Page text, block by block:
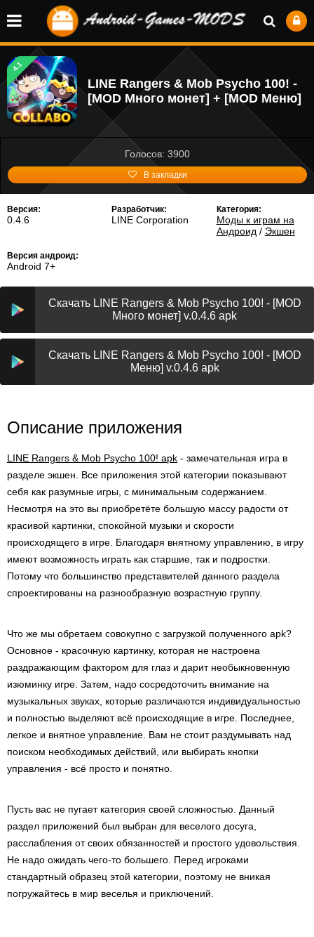
4.1
LINE Rangers & Mob Psycho 100! -
[MOD Много монет] + [MOD Меню]
Голосов: 3900
В закладки
Версия:
0.4.6
Разработчик:
LINE Corporation
Категория:
Моды к играм на
Андроид / Экшен
Версия андроид:
Android 7+
Скачать LINE Rangers & Mob Psycho 100! - [MOD
Много монет] v.0.4.6 apk
Скачать LINE Rangers & Mob Psycho 100! - [MOD
Меню] v.0.4.6 apk
Описание приложения
LINE Rangers & Mob Psycho 100! apk - замечательная игра в
разделе экшен. Все приложения этой категории показывают
себя как разумные игры, с минимальным содержанием.
Несмотря на это вы приобретёте большую массу радости от
красивой картинки, спокойной музыки и скорости
происходящего в игре. Благодаря внятному управлению, в игру
имеют возможность играть как старшие, так и подростки.
Потому что большинство представителей данного раздела
спроектированы на разнообразную возрастную группу.
Что же мы обретаем совокупно с загрузкой полученного apk?
Основное - красочную картинку, которая не настроена
раздражающим фактором для глаз и дарит необыкновенную
изюминку игре. Затем, надо сосредоточить внимание на
музыкальных звуках, которые различаются индивидуальностью
и полностью выделяют всё происходящие в игре. Последнее,
легкое и внятное управление. Вам не стоит раздумывать над
поиском необходимых действий, или выбирать кнопки
управления - всё просто и понятно.
Пусть вас не пугает категория своей сложностью. Данный
раздел приложений был выбран для веселого досуга,
расслабления от своих обязанностей и простого удовольствия.
Не надо ожидать чего-то большего. Перед игроками
стандартный образец этой категории, поэтому не вникая
погружайтесь в мир веселья и приключений.